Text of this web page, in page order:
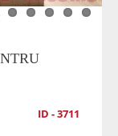
ID - 3711